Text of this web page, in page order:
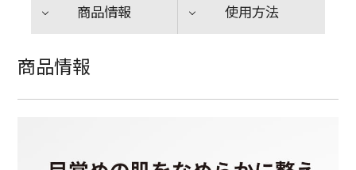
商品情報 使用方法
商品情報